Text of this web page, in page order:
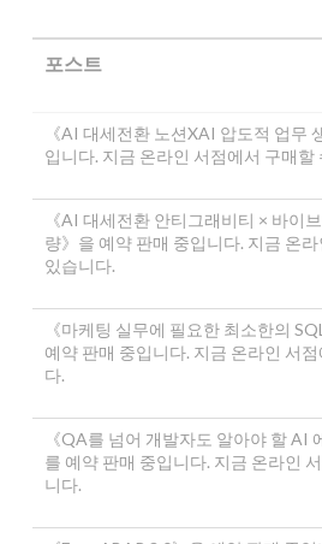
포스트
《AI 대세전환 노션XAI 압도적 업무
입니다. 지금 온라인 서점에서 구매할
《AI 대세전환 안티그래비티 × 바이
량》을 예약 판매 중입니다. 지금 온
있습니다.
《마케팅 실무에 필요한 최소한의
예약 판매 중입니다. 지금 온라인 서
다.
《QA를 넘어 개발자도 알아야 할 AI
를 예약 판매 중입니다. 지금 온라인
니다.